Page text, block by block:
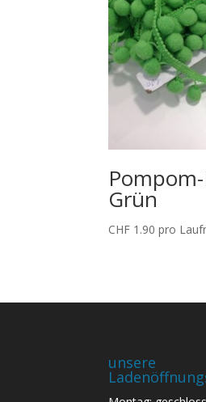
Grün
CHF 1.90 pro
unsere